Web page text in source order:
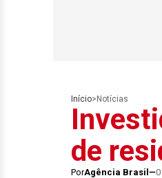
Início> Notícias
de
PorAgência Brasil